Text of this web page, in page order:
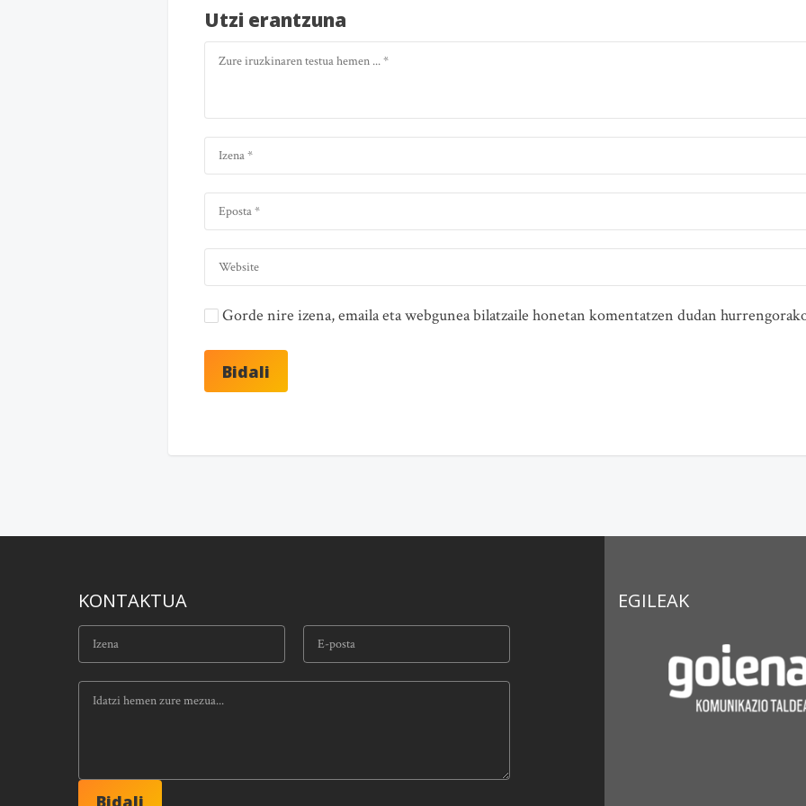
Utzi erantzuna
Gorde nire izena, emaila eta webgunea bilatzaile honetan komentatzen dudan
KONTAKTUA EGILEAK